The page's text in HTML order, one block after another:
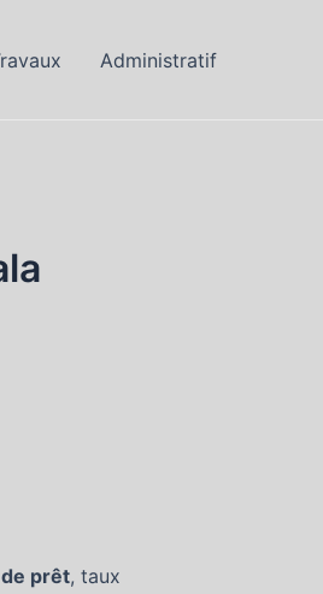
Administratif
prêt, taux